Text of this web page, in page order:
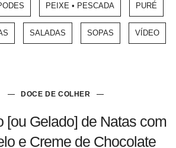
PEIXE • PESCADA PURÉ
SALADAS SOPAS VÍDEO
DOCE DE COLHER
[ou Gelado] de Natas com
e Creme de Chocolate